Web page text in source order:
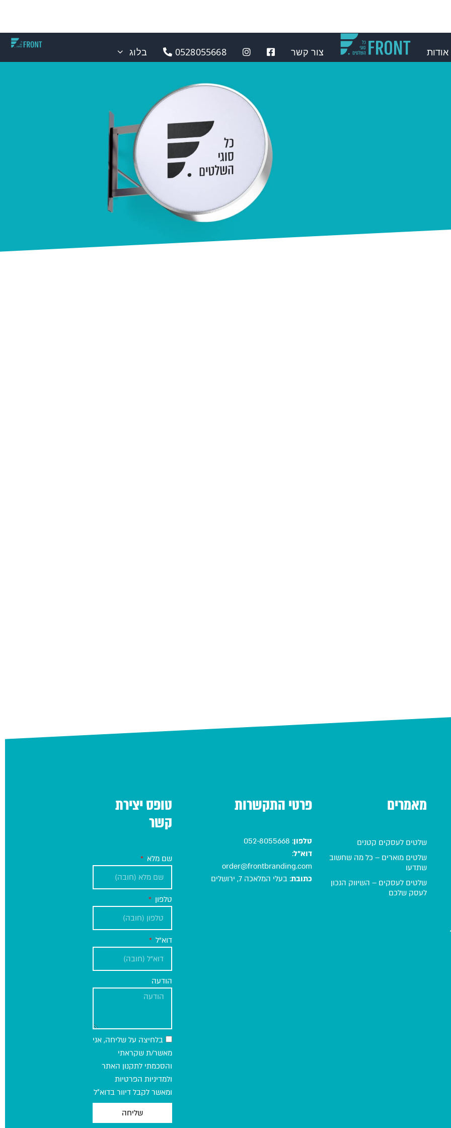
אודות צור קשר 0528055668⁩ בלוג
מאמרים
שלטים לעסקים קטנים
שלטים מוארים – כל מה שחשוב
שתדעו
שלטים לעסקים – השיווק הנכון
לעסק שלכם
פרטי התקשרות
טלפון:
052-8055668
דוא"ל:
order@frontbranding.com
כתובת: בעלי המלאכה 7, ירושלים
טופס יצירת
קשר
שם מלא
טלפון
דוא"ל
הודעה
בלחיצה על שליחה, אני
מאשר/ת שקראתי
והסכמתי לתקנון האתר
ולמדיניות הפרטיות
ומאשר לקבל דיוור בדוא״ל
שליחה